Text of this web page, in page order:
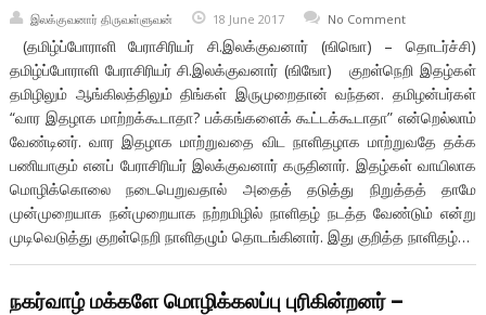
இலக்குவனார் திருவள்ளுவன் 18 June 2017 No Comment
(தமிழ்ப்போராளி பேராசிரியர் சி.இலக்குவனார் (ஙிஙொ) – தொடர்ச்சி)
தமிழ்ப்போராளி பேராசிரியர் சி.இலக்குவனார் (ஙிஙோ) குறள்நெறி இதழ்கள்
தமிழிலும் ஆங்கிலத்திலும் திங்கள் இருமுறைதான் வந்தன. தமிழன்பர்கள்
“வார இதழாக மாற்றக்கூடாதா? பக்கங்களைக் கூட்டக்கூடாதா” என்றெல்லாம்
வேண்டினர். வார இதழாக மாற்றுவதை விட நாளிதழாக மாற்றுவதே தக்க
பணியாகும் எனப் பேராசிரியர் இலக்குவனார் கருதினார். இதழ்கள் வாயிலாக
மொழிக்கொலை நடைபெறுவதால் அதைத் தடுத்து நிறுத்தத் தாமே
முன்முறையாக நன்முறையாக நற்றமிழில் நாளிதழ் நடத்த வேண்டும் என்று
முடிவெடுத்து குறள்நெறி நாளிதழும் தொடங்கினார். இது குறித்த நாளிதழ்…
நகர்வாழ் மக்களே மொழிக்கலப்பு புரிகின்றனர் –